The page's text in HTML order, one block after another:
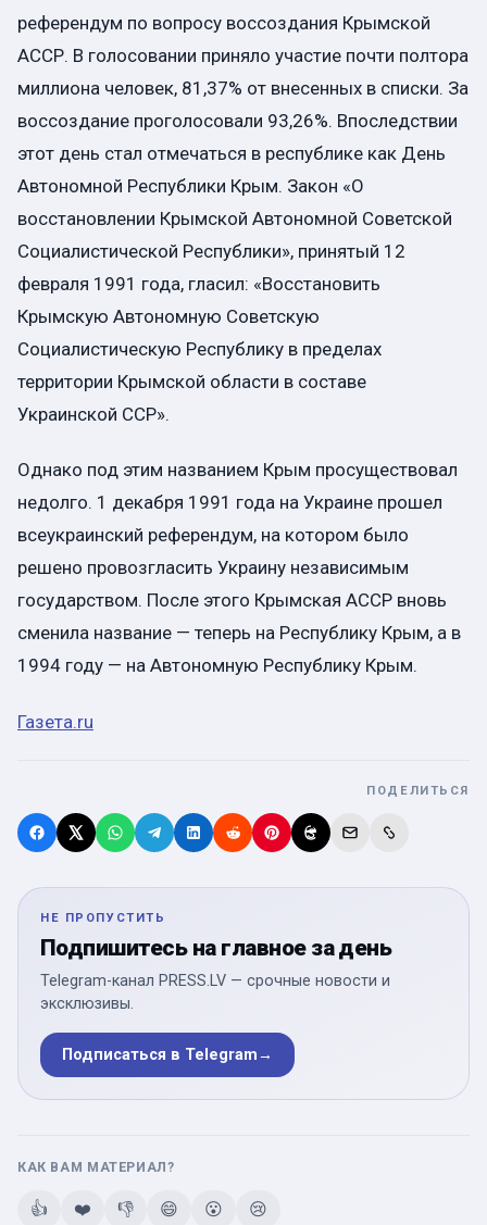
референдум по вопросу воссоздания Крымской
АССР. В голосовании приняло участие почти полтора
миллиона человек, 81,37% от внесенных в списки. За
воссоздание проголосовали 93,26%. Впоследствии
этот день стал отмечаться в республике как День
Автономной Республики Крым. Закон «О
восстановлении Крымской Автономной Советской
Социалистической Республики», принятый 12
февраля 1991 года, гласил: «Восстановить
Крымскую Автономную Советскую
Социалистическую Республику в пределах
территории Крымской области в составе
Украинской ССР».
Однако под этим названием Крым просуществовал
недолго. 1 декабря 1991 года на Украине прошел
всеукраинский референдум, на котором было
решено провозгласить Украину независимым
государством. После этого Крымская АССР вновь
сменила название — теперь на Республику Крым, а в
1994 году — на Автономную Республику Крым.
Газета.ru
ПОДЕЛИТЬСЯ
НЕ ПРОПУСТИТЬ
Подпишитесь на главное за день
Telegram-канал PRESS.LV — срочные новости и
эксклюзивы.
Подписаться в Telegram→
КАК ВАМ МАТЕРИАЛ?
👍 ❤️ 👎 😄 😮 😢